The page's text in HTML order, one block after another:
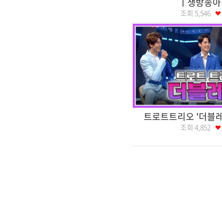
조회 5,546
트로트트리오 '더블
조회 4,852